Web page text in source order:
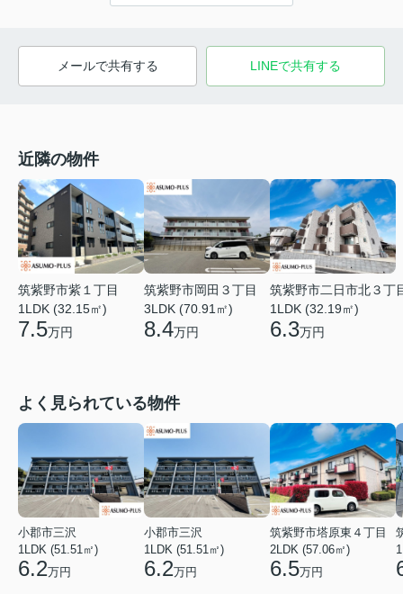
メールで共有する LINEで共有する
近隣の物件
筑紫野市紫１丁目
1LDK (32.15㎡)
7.5万円
筑紫野市岡田３丁目
3LDK (70.91㎡)
8.4万円
筑紫野市二日市北３丁
1LDK (32.19㎡)
6.3万円
よく見られている物件
小郡市三沢
1LDK (51.51㎡)
6.2万円
小郡市三沢
1LDK (51.51㎡)
6.2万円
筑紫野市塔原東４丁目
2LDK (57.06㎡)
6.5万円